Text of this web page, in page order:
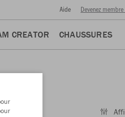
Aide Devenez
CREATOR CHAUSSURES